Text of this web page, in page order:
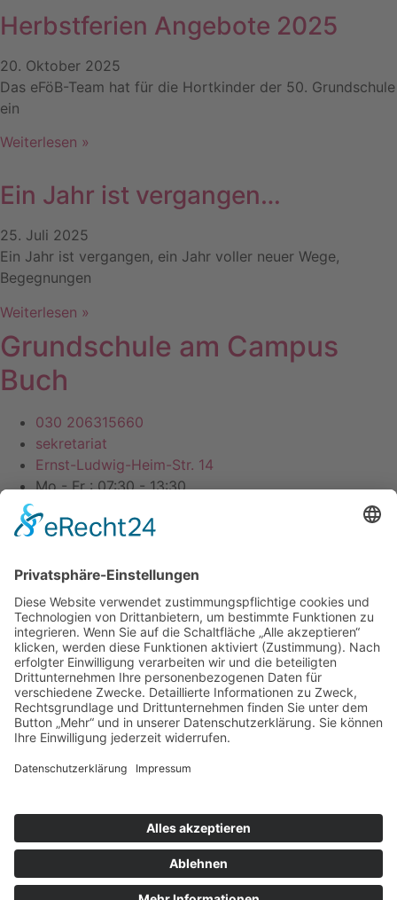
Herbstferien Angebote 2025
20. Oktober 2025
Das eFöB-Team hat für die Hortkinder der 50. Grundschule
ein
Weiterlesen »
Ein Jahr ist vergangen…
25. Juli 2025
Ein Jahr ist vergangen, ein Jahr voller neuer Wege,
Begegnungen
Weiterlesen »
Grundschule am Campus
Buch
030 206315660
sekretariat
Ernst-Ludwig-Heim-Str. 14
Mo - Fr : 07:30 - 13:30
Impressum
Die Betreuung findet von
7.30-16.00 Uhr in den